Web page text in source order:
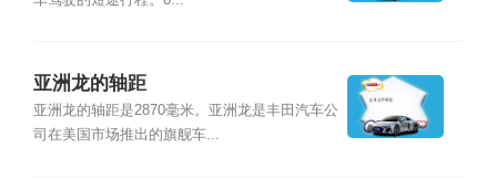
亚洲龙的轴距
亚洲龙的轴距是2870毫米。亚洲龙是丰田汽车公
司在美国市场推出的旗舰车...